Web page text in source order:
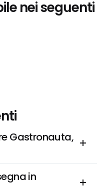
nei seguenti
Gastronauta,
in